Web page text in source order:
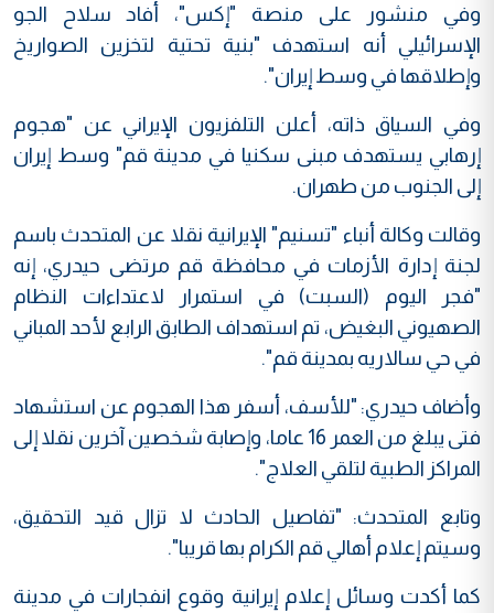
وفي منشور على منصة "إكس"، أفاد سلاح الجو
الإسرائيلي أنه استهدف "بنية تحتية لتخزين الصواريخ
وإطلاقها في وسط إيران".
وفي السياق ذاته، أعلن التلفزيون الإيراني عن "هجوم
إرهابي يستهدف مبنى سكنيا في مدينة قم" وسط إيران
إلى الجنوب من طهران.
وقالت وكالة أنباء "تسنيم" الإيرانية نقلا عن المتحدث باسم
لجنة إدارة الأزمات في محافظة قم مرتضى حيدري، إنه
"فجر اليوم (السبت) في استمرار لاعتداءات النظام
الصهيوني البغيض، تم استهداف الطابق الرابع لأحد المباني
في حي سالاريه بمدينة قم".
وأضاف حيدري: "للأسف، أسفر هذا الهجوم عن استشهاد
فتى يبلغ من العمر 16 عاما، وإصابة شخصين آخرين نقلا إلى
المراكز الطبية لتلقي العلاج".
وتابع المتحدث: "تفاصيل الحادث لا تزال قيد التحقيق،
وسيتم إعلام أهالي قم الكرام بها قريبا".
كما أكدت وسائل إعلام إيرانية وقوع انفجارات في مدينة